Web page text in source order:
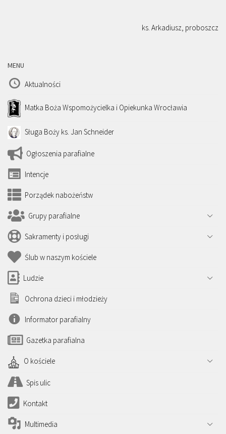
ks. Arkadiusz, proboszcz
MENU
Aktualności
Matka Boża Wspomożycielka i Opiekunka Wrocławia
Sługa Boży ks. Jan Schneider
Ogłoszenia parafialne
Intencje
Porządek nabożeństw
Grupy parafialne
Sakramenty i posługi
Ślub w naszym kościele
Ludzie
Ochrona dzieci i młodzieży
Informator parafialny
Gazetka parafialna
O kościele
Spis ulic
Kontakt
Multimedia